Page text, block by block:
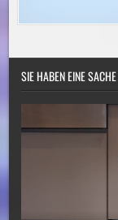
SIE HABEN EINE